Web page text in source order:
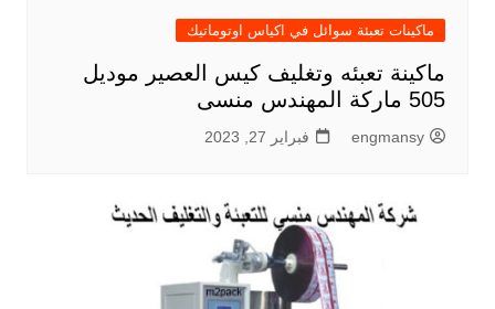
ماكينات تعبئة سوائل في اكياس اوتوماتيك
ماكينة تعبئه وتغليف كيس العصير موديل
505 ماركة المهندس منسى
engmansy فبراير 27, 2023